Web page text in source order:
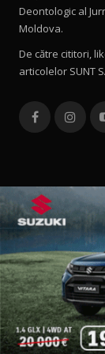
Deontologic al
Moldova.
De către cititori,
articolelor SUNT